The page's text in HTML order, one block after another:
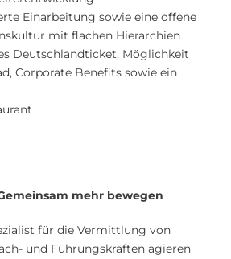
Einarbeitung sowie eine offene
mit flachen Hierarchien
Deutschlandticket, Möglichkeit
Corporate Benefits sowie ein
mehr bewegen
für die Vermittlung von
und Führungskräften agieren